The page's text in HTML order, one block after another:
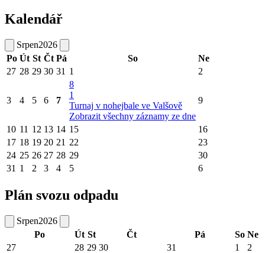
Kalendář
Srpen2026
Po Út St Čt Pá So
Ne
27 28 29 30 31 1 2
3 4 5 6 7
8
1
Turnaj v nohejbale ve Valšově
Zobrazit všechny záznamy ze dne
9
10 11 12 13 14 15
16
17 18 19 20 21 22
23
24 25 26 27 28 29
30
31 1 2 3 4 5 6
Plán svozu odpadu
Srpen2026
Po
Út St Čt Pá So Ne
27
28 29 30 31 1 2